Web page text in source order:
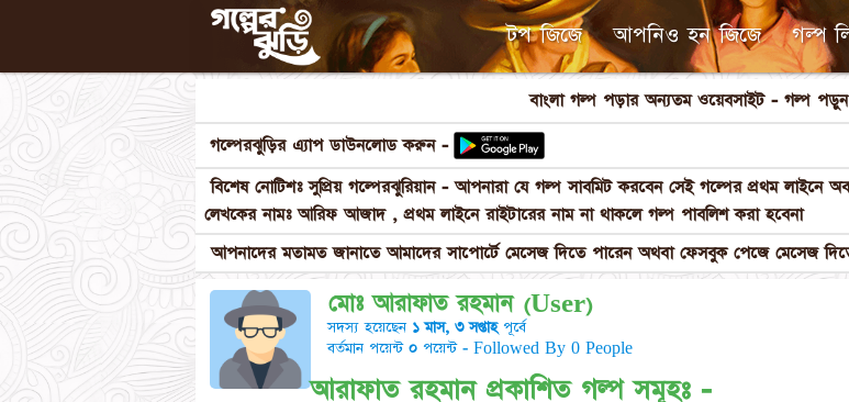
টপ জিজে আপনিও হন জিজে গল্প
বাংলা গল্প পড়ার অন্যতম ওয়েবসাইট - গল্প
গল্পেরঝুড়ির এ্যাপ ডাউনলোড করুন -
বিশেষ নোটিশঃ সুপ্রিয় গল্পেরঝুরিয়ান - আপনারা যে গল্প সাবমিট করবেন সেই গল্পের প্রথম
লেখকের নামঃ আরিফ আজাদ , প্রথম লাইনে রাইটারের নাম না থাকলে গল্প পাবলিশ করা হবেনা
আপনাদের মতামত জানাতে আমাদের সাপোর্টে মেসেজ দিতে পারেন অথবা ফেসবুক পেজে মেসেজ
মোঃ আরাফাত রহমান (User)
সদস্য হয়েছেন ১ মাস, ৩ সপ্তাহপূর্বে
বর্তমান পয়েন্ট ০পয়েন্ট - Followed By 0 People
আরাফাত রহমান প্রকাশিত গল্প সমূহঃ -